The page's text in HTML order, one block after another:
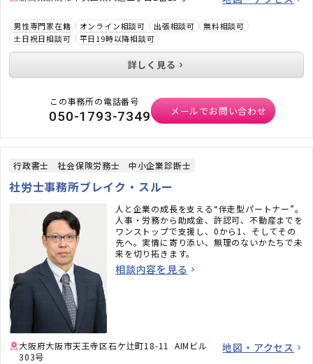
男性専門家在籍 オンライン相談可 出張相談可
無料相談可
土日祝日相談可
平日19時以降相談可
詳しく見る
この事務所の電話番号
050-1793-7349 メールでお問い合わせ
行政書士 社会保険労務士 中小企業診断士
社労士事務所ブレイク・スルー
人と企業の成長を支える“伴走型パートナー”。
人事・労務から助成金、許認可、不動産までを
ワンストップで支援し、0から1、そしてその
先へ。実情に寄り添い、無理のないかたちで未
来を切り拓きます。
相談内容を見る
大阪府大阪市天王寺区石ケ辻町18-11 AIMビル
303号
地図・アクセス